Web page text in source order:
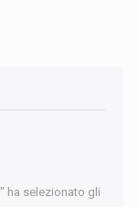
ha selezionato gli